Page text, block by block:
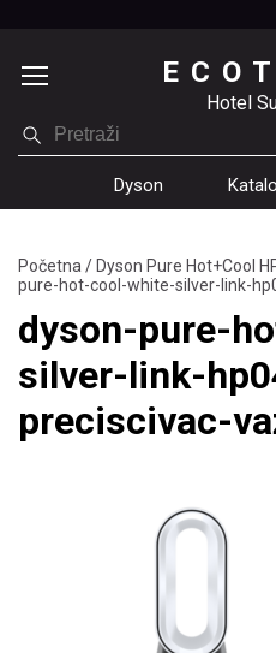
Dyson
Hotel
Početna /Dyson Pure Hot+Cool
pure-hot-cool-white-silver-link-
dyson-pure-
silver-link-
preciscivac-